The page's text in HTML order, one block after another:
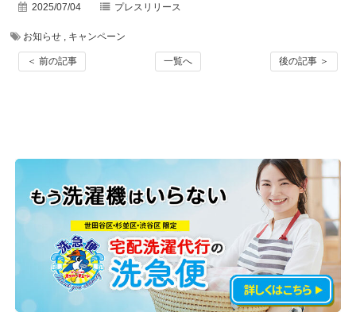
2025/07/04 プレスリリース
お知らせ キャンペーン
＜ 前の記事 一覧へ 後の記事 ＞